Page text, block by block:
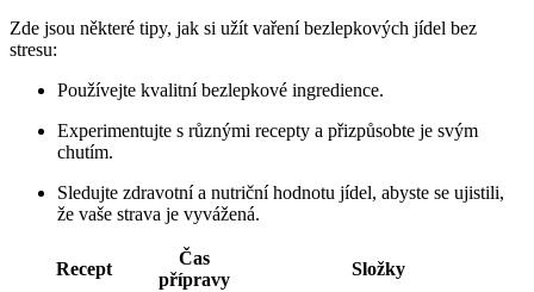
Zde jsou některé tipy, jak si užít ‌vaření bezlepkových jídel bez​
stresu:
Používejte kvalitní bezlepkové ingredience.
Experimentujte s různými recepty a přizpůsobte⁤ je svým
chutím.
Sledujte zdravotní a nutriční hodnotu jídel, abyste se‌ ujistili,
že vaše strava ​je vyvážená.
Recept
Čas
přípravy
Složky